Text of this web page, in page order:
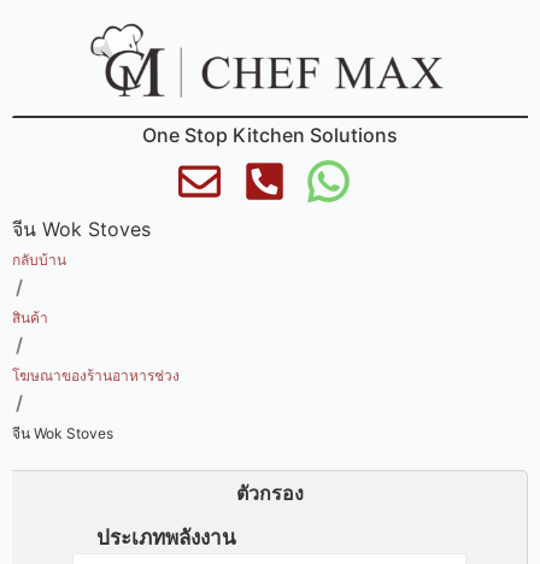
One Stop Kitchen Solutions
จีน Wok Stoves
กลับบ้าน
/
สินค้า
/
โฆษณาของร้านอาหารช่วง
/
จีน Wok Stoves
ตัวกรอง
ประเภทพลังงาน